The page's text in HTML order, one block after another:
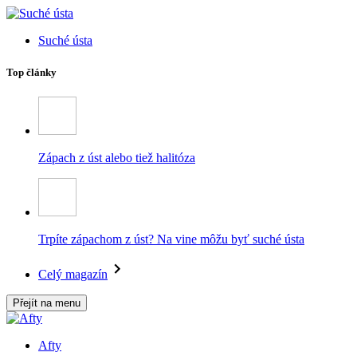
Suché ústa
Top články
Zápach z úst alebo tiež halitóza
Trpíte zápachom z úst? Na vine môžu byť suché ústa
Celý magazín
Přejít na menu
Afty